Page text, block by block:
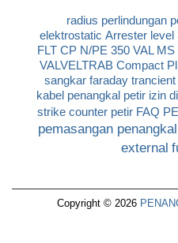
radius perlindungan
elektrostatic Arrester level
FLT CP N/PE 350 VAL MS
VALVELTRAB Compact
sangkar faraday
kabel penangkal petir izin
strike counter petir FAQ
pemasangan
external
Copyright © 2026